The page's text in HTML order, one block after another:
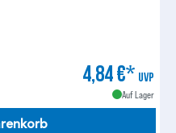
4,84 €* UVP
Auf Lager